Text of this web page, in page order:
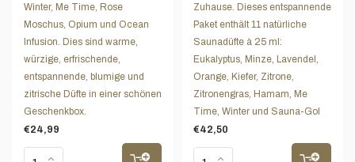
Winter, Me Time, Rose
Moschus, Opium und Ocean
Infusion. Dies sind warme,
würzige, erfrischende,
entspannende, blumige und
zitrische Düfte in einer schönen
Geschenkbox.
€24,99
Zuhause. Dieses entspannende
Paket enthält 11 natürliche
Saunadüfte à 25 ml:
Eukalyptus, Minze, Lavendel,
Orange, Kiefer, Zitrone,
Zitronengras, Hamam, Me
Time, Winter und Sauna-Gol
€42,50